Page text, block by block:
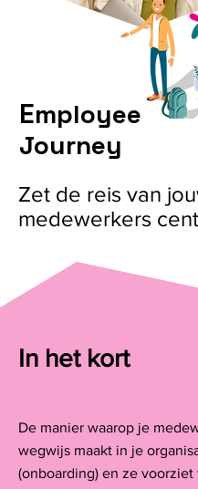
Employee
Journey
Zet de reis van
medewerkers
In het kort
De manier waarop je
wegwijs maakt in je
(onboarding) en ze voorziet